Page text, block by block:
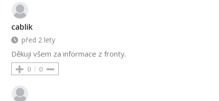
cablik
před 2 lety
Děkuji všem za informace z fronty.
0 0